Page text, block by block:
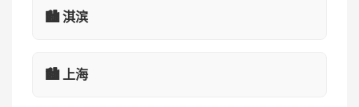
🏙️ 淇滨
🏙️ 上海